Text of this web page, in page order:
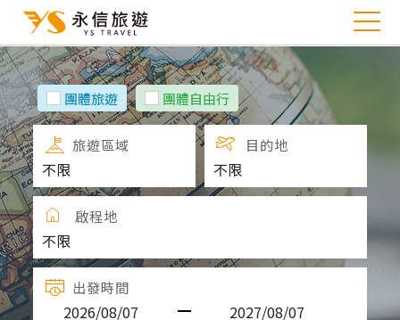
團體旅遊 團體自由行
旅遊區域 目的地
啟程地
出發時間